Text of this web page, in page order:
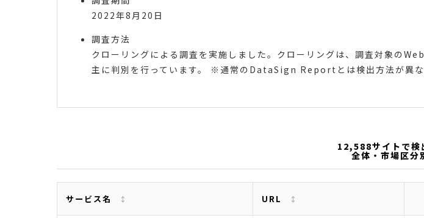
2022年8月20日
調査方法
クローリングによる調査を実施しました。クローリングは、調査対象の
主に判別を行っています。 ※通常のDataSign Reportとは検出方法が異な
12,588サイトで検
全体・市場区分
サービス名 URL